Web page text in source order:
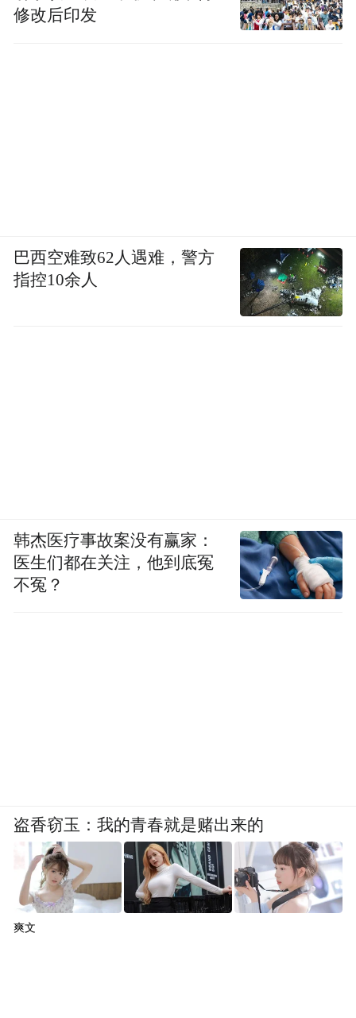
修改后印发
巴西空难致62人遇难，警方
指控10余人
韩杰医疗事故案没有赢家：
医生们都在关注，他到底冤
不冤？
盗香窃玉：我的青春就是赌出来的
爽文